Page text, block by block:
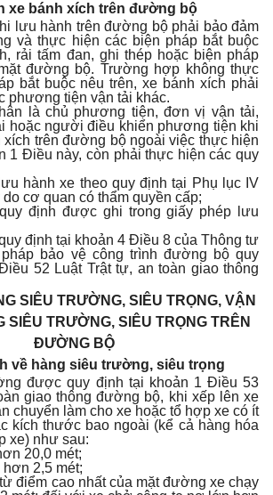
xe bánh xích trên đường bộ
lưu hành trên đường bộ phải bảo đảm
và thực hiện các biện pháp bắt buộc
rải tấm đan, ghi thép hoặc biện pháp
đường bộ. Trường hợp không thực
bắt buộc nêu trên, xe bánh xích phải
phương tiện vận tải khác.
là chủ phương tiện, đơn vị vận tải,
hoặc người điều khiển phương tiện khi
xích trên đường bộ ngoài việc thực hiện
1 Điều này, còn phải thực hiện các quy
hành xe theo quy định tại Phụ lục IV
cơ quan có thẩm quyền cấp;
định được ghi trong giấy phép lưu
định tại khoản 4 Điều 8 của Thông tư
bảo vệ công trình đường bộ quy
52 Luật Trật tự, an toàn giao thông
SIÊU TRƯỜNG, SIÊU TRỌNG, VẬN
SIÊU TRƯỜNG, SIÊU TRỌNG TRÊN
ĐƯỜNG BỘ
về hàng siêu trường, siêu trọng
được quy định tại khoản 1 Điều 53
giao thông đường bộ, khi xếp lên xe
chuyển làm cho xe hoặc tổ hợp xe có ít
kích thước bao ngoài (kể cả hàng hóa
xe) như sau:
20,0 mét;
2,5 mét;
điểm cao nhất của mặt đường xe chạy